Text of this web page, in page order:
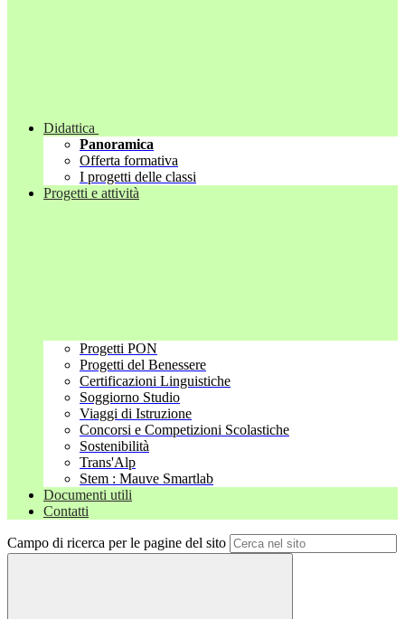
Didattica
Panoramica
Offerta formativa
I progetti delle classi
Progetti e attività
Progetti PON
Progetti del Benessere
Certificazioni Linguistiche
Soggiorno Studio
Viaggi di Istruzione
Concorsi e Competizioni Scolastiche
Sostenibilità
Trans'Alp
Stem : Mauve Smartlab
Documenti utili
Contatti
Campo di ricerca per le pagine del sito